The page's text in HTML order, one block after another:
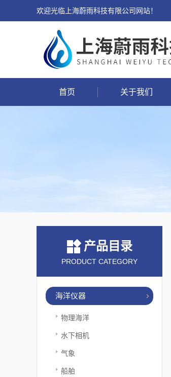
欢迎光临上海蔚雨科技有限公司网站！
首页 关于我们
产品目录
PRODUCT CATEGORY
海洋仪器
物理海洋
水下相机
气象
船舶